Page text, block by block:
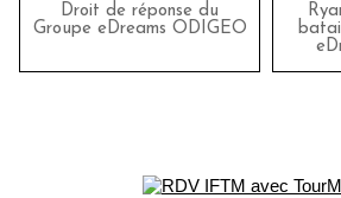
Droit de réponse du
Groupe eDreams ODIGEO